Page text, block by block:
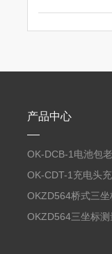
产品中心
OK-DCB-1电池包
测试系统
OK-CDT-1充电头
宝测试系统
OKZD564桥式三坐
测量仪
OKZD564三坐标测